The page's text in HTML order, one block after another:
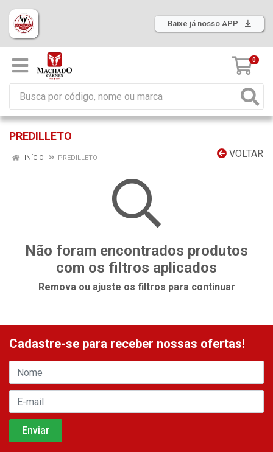
Baixe já nosso APP
0
PREDILLETO
VOLTAR
INÍCIO PREDILLETO
Não foram encontrados produtos
com os filtros aplicados
Remova ou ajuste os filtros para continuar
Cadastre-se para receber nossas ofertas!